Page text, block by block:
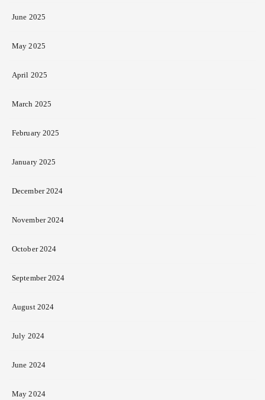
June 2025
May 2025
April 2025
March 2025
February 2025
January 2025
December 2024
November 2024
October 2024
September 2024
August 2024
July 2024
June 2024
May 2024